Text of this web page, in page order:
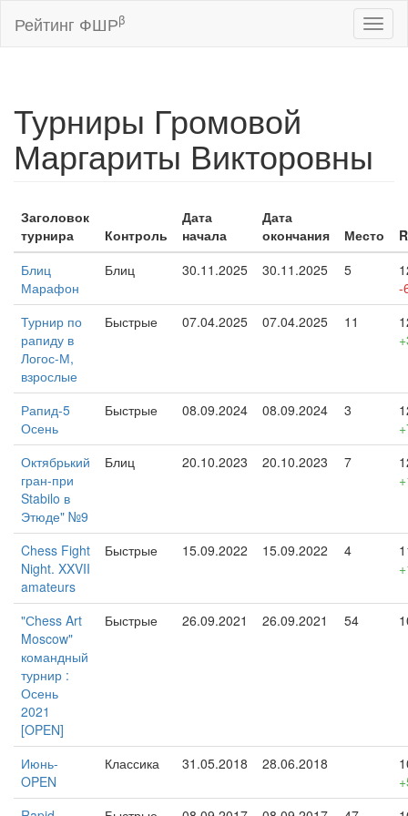
Рейтинг ФШРβ
Турниры Громовой
Маргариты Викторовны
Заголовок
турнира
Контроль
Дата
начала
Дата
окончания
Место
R
Блиц
Марафон
Блиц 30.11.2025 30.11.2025 5
-
Турнир по
рапиду в
Логос-М,
взрослые
Быстрые 07.04.2025 07.04.2025 11
Рапид-5
Осень
Быстрые 08.09.2024 08.09.2024 3
Октябрький
гран-при
Stabilo в
Этюде" №9
Блиц 20.10.2023 20.10.2023 7
Chess Fight
Night. XXVII
amateurs
Быстрые 15.09.2022 15.09.2022 4
"Сhess Art
Moscow"
командный
турнир :
Осень
2021
[OPEN]
Быстрые 26.09.2021 26.09.2021 54
Июнь-
OPEN
Классика 31.05.2018 28.06.2018